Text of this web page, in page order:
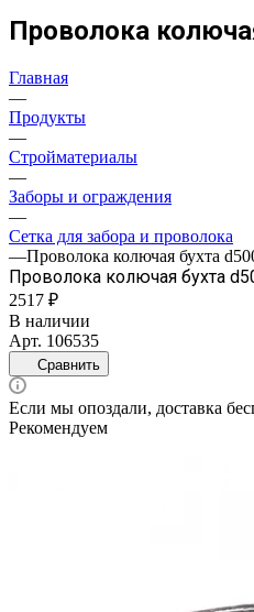
Проволока
Главная
—
Продукты
—
Стройматериалы
—
Заборы и ограждения
—
Сетка для забора и проволока
—Проволока колючая бухта
Проволока колючая бухта
2517 ₽
В наличии
Арт. 106535
Сравнить
Если мы опоздали, доставка
Рекомендуем